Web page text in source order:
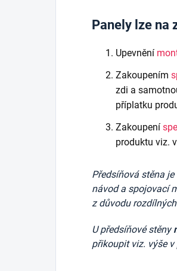
Panely lze na
Upevnění
Zakoupením
zdi a
příplatku
Zakoupení
produktu viz.
Předsíňová stěna
návod a spojovací
z důvodu
U předsíňové stěny
přikoupit viz. výše